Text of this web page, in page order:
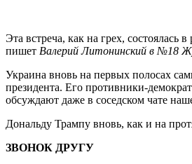
Эта встреча, как на грех, состоялась
пишет Валерий Литонинский в №18
Украина вновь на первых полосах
президента. Его противники-
обсуждают даже в соседском чате
Дональду Трампу вновь, как и на
ЗВОНОК ДРУГУ